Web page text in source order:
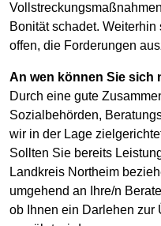
Bonität schadet.
offen, die Forderungen
An wen können Sie sich
Durch eine gute
Sozialbehörden,
wir in der Lage
Sollten Sie bereits
Landkreis Northeim
umgehend an Ihre/n
ob Ihnen ein Darlehen zur